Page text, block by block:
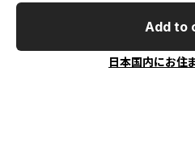
Add to
日本国内にお住